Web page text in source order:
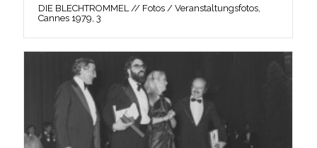
DIE BLECHTROMMEL // Fotos / Veranstaltungsfotos,
Cannes 1979, 3